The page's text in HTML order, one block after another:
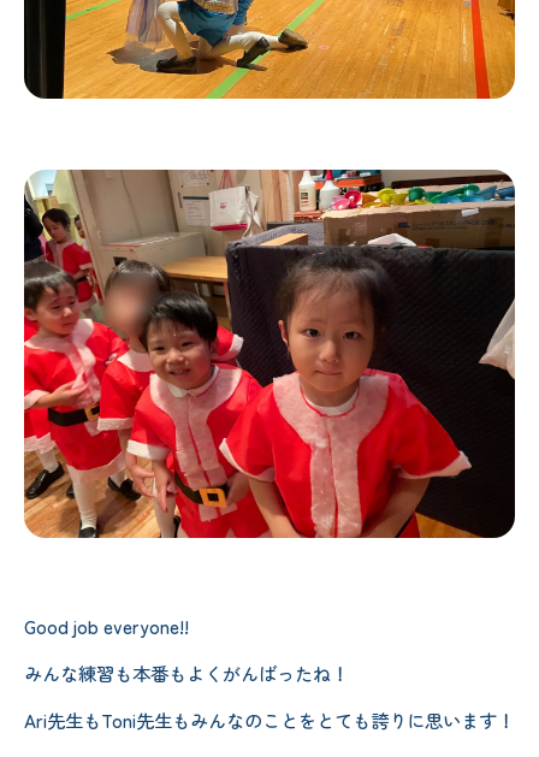
Good job everyone!!
みんな練習も本番もよくがんばったね！
Ari先生もToni先生もみんなのことをとても誇りに思います！